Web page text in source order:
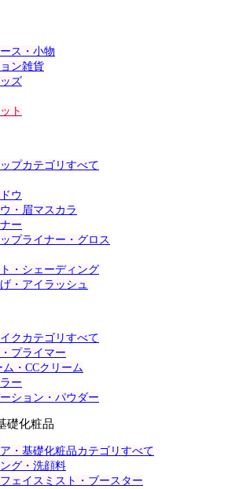
ス・小物
ン雑貨
ズ
ト
プカテゴリすべて
ウ
・眉マスカラ
ー
プライナー・グロス
・シェーディング
・アイラッシュ
クカテゴリすべて
プライマー
・CCクリーム
ー
ション・パウダー
礎化粧品
・基礎化粧品カテゴリすべて
グ・洗顔料
ェイスミスト・ブースター